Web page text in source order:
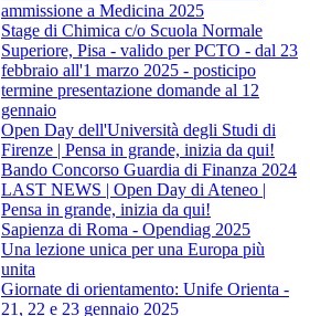
ammissione a Medicina 2025
Stage di Chimica c/o Scuola Normale
Superiore, Pisa - valido per PCTO - dal 23
febbraio all'1 marzo 2025 - posticipo
termine presentazione domande al 12
gennaio
Open Day dell'Università degli Studi di
Firenze | Pensa in grande, inizia da qui!
Bando Concorso Guardia di Finanza 2024
LAST NEWS | Open Day di Ateneo |
Pensa in grande, inizia da qui!
Sapienza di Roma - Opendiag 2025
Una lezione unica per una Europa più
unita
Giornate di orientamento: Unife Orienta -
21, 22 e 23 gennaio 2025